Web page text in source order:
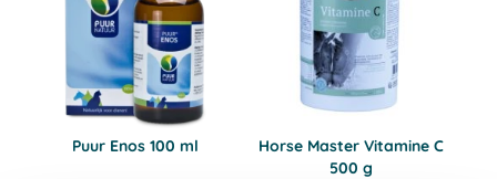
Puur Enos 100 ml
Horse Master Vitamine C
500 g